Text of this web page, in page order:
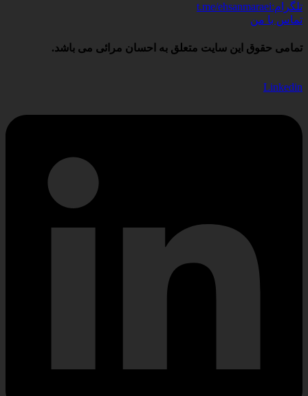
تلگرام:t.me/ehsanmaraei
تماس با من
تمامی حقوق این سایت متعلق به احسان مرائی می باشد.
Linkedin